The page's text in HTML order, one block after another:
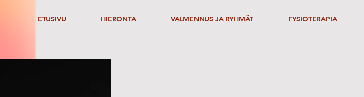
ETUSIVU HIERONTA VALMENNUS JA RYHMÄT FYSIOTERAPIA